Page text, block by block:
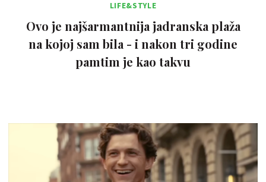
LIFE&STYLE
Ovo je najšarmantnija jadranska plaža
na kojoj sam bila - i nakon tri godine
pamtim je kao takvu